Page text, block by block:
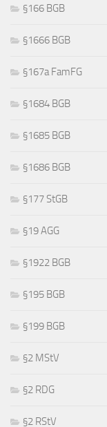
§166 BGB
§1666 BGB
§167a FamFG
§1684 BGB
§1685 BGB
§1686 BGB
§177 StGB
§19 AGG
§1922 BGB
§195 BGB
§199 BGB
§2 MStV
§2 RDG
§2 RStV